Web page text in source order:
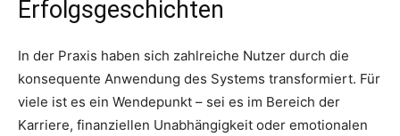
Erfolgsgeschichten
In der Praxis haben sich zahlreiche Nutzer durch die
konsequente Anwendung des Systems transformiert. Für
viele ist es ein Wendepunkt – sei es im Bereich der
Karriere, finanziellen Unabhängigkeit oder emotionalen